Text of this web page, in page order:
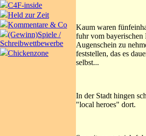
C4F-inside
Held zur Zeit
Kommentare & Co
(Gewinn)Spiele /
Schreibwettbewerbe
Chickenzone
Kaum waren
fuhr vom bayerischen
Augenschein zu
feststellen, das es
selbst...
In der Stadt hingen
"local heroes" dort.